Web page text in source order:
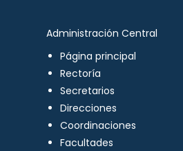
Administración Central
Página principal
Rectoría
Secretarios
Direcciones
Coordinaciones
Facultades